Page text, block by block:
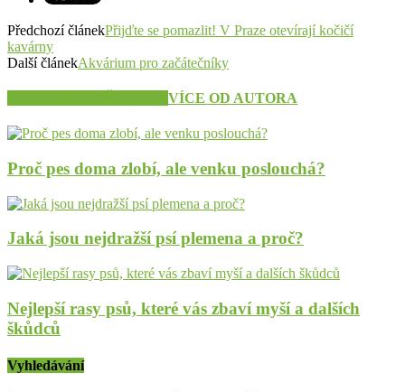
Předchozí článekPřijďte se pomazlit! V Praze otevírají kočičí
kavárny
Další článekAkvárium pro začátečníky
VÍCE OD AUTORA
Proč pes doma zlobí, ale venku poslouchá?
Jaká jsou nejdražší psí plemena a proč?
Nejlepší rasy psů, které vás zbaví myší a dalších
škůdců
Vyhledávání